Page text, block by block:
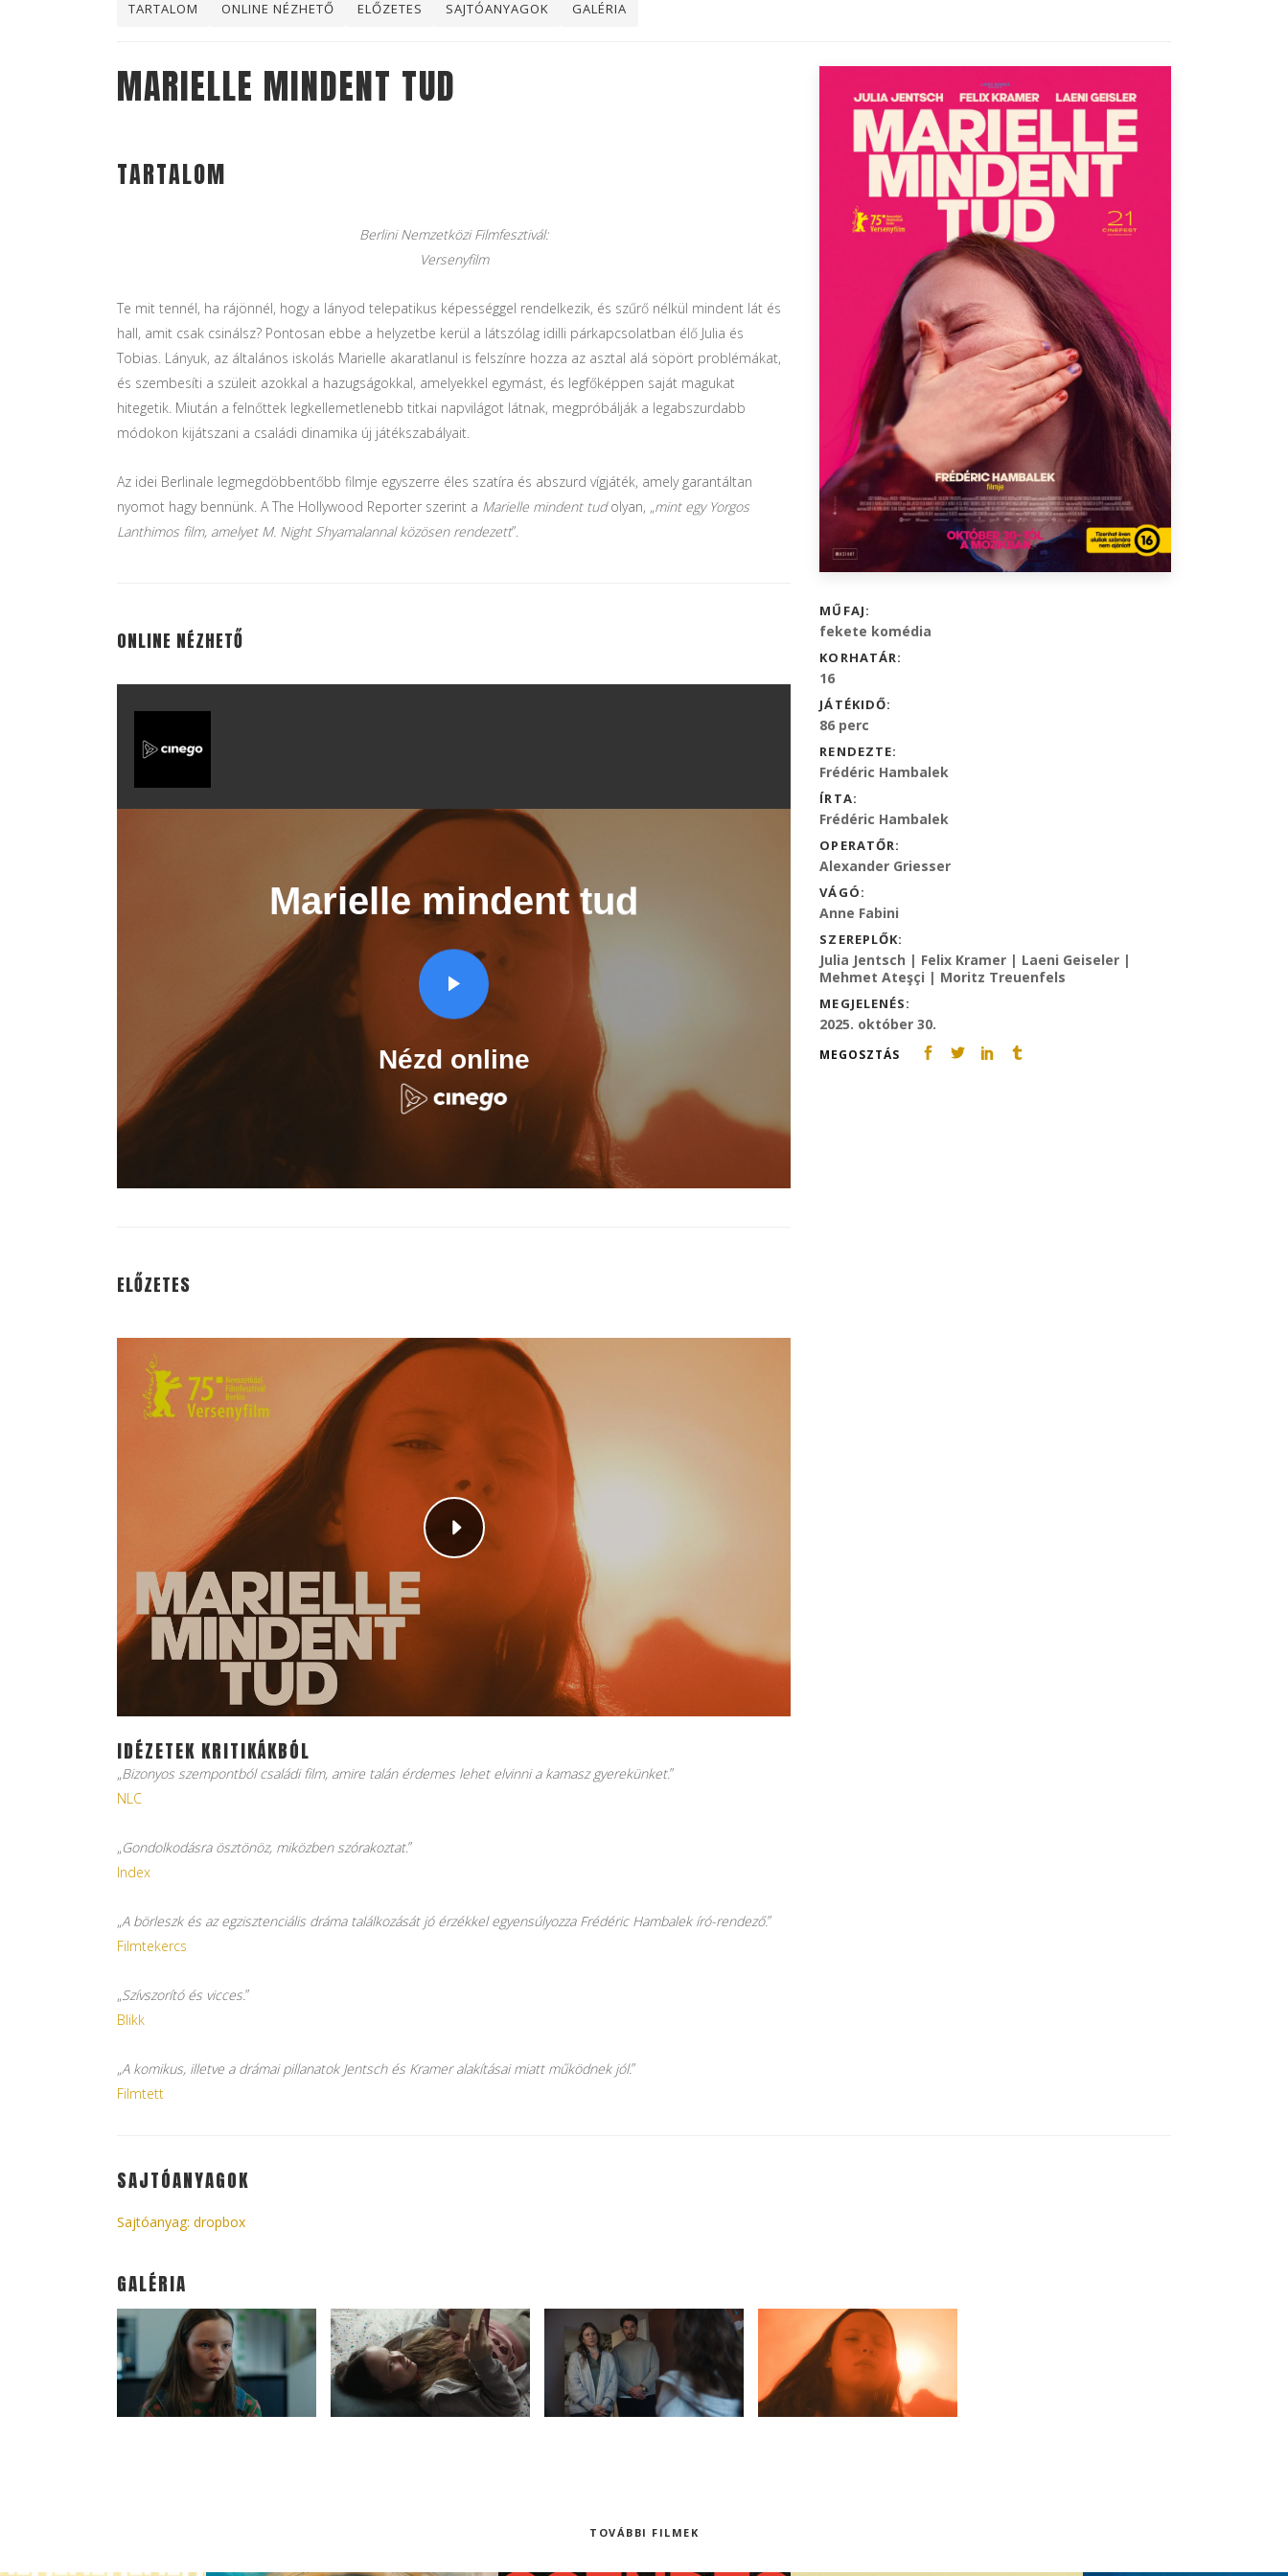
TARTALOM ONLINE NÉZHETŐ ELŐZETES SAJTÓANYAGOK GALÉRIA
MARIELLE MINDENT TUD
TARTALOM
Berlini Nemzetközi Filmfesztivál:
Versenyfilm
Te mit tennél, ha rájönnél, hogy a lányod telepatikus képességgel rendelkezik, és szűrő nélkül mindent lát és
hall, amit csak csinálsz? Pontosan ebbe a helyzetbe kerül a látszólag idilli párkapcsolatban élő Julia és
Tobias. Lányuk, az általános iskolás Marielle akaratlanul is felszínre hozza az asztal alá söpört problémákat,
és szembesíti a szüleit azokkal a hazugságokkal, amelyekkel egymást, és legfőképpen saját magukat
hitegetik. Miután a felnőttek legkellemetlenebb titkai napvilágot látnak, megpróbálják a legabszurdabb
módokon kijátszani a családi dinamika új játékszabályait.
Az idei Berlinale legmegdöbbentőbb filmje egyszerre éles szatíra és abszurd vígjáték, amely garantáltan
nyomot hagy bennünk. A The Hollywood Reporter szerint a Marielle mindent tudolyan, „mint egy Yorgos
Lanthimos film, amelyet M. Night Shyamalannal közösen rendezett”.
ONLINE NÉZHETŐ
ELŐZETES
IDÉZETEK KRITIKÁKBÓL
„Bizonyos szempontból családi film, amire talán érdemes lehet elvinni a kamasz gyerekünket.”
NLC
„Gondolkodásra ösztönöz, miközben szórakoztat.”
Index
„A börleszk és az egzisztenciális dráma találkozását jó érzékkel egyensúlyozza Frédéric Hambalek író-rendező.”
Filmtekercs
„Szívszorító és vicces.”
Blikk
„A komikus, illetve a drámai pillanatok Jentsch és Kramer alakításai miatt működnek jól.”
Filmtett
MŰFAJ:
fekete komédia
KORHATÁR:
16
JÁTÉKIDŐ:
86 perc
RENDEZTE:
Frédéric Hambalek
ÍRTA:
Frédéric Hambalek
OPERATŐR:
Alexander Griesser
VÁGÓ:
Anne Fabini
SZEREPLŐK:
Julia Jentsch | Felix Kramer | Laeni Geiseler |
Mehmet Ateşçi | Moritz Treuenfels
MEGJELENÉS:
2025. október 30.
MEGOSZTÁS
SAJTÓANYAGOK
Sajtóanyag: dropbox
GALÉRIA
TOVÁBBI FILMEK